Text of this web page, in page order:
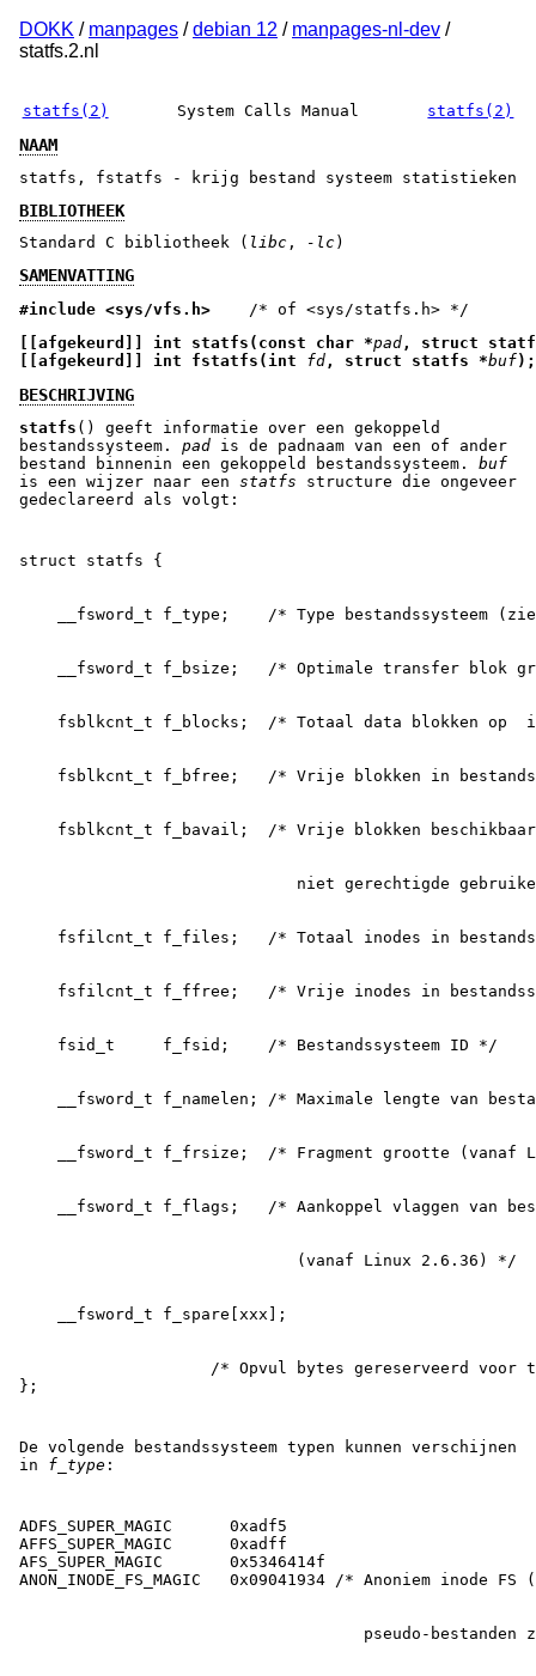
DOKK / manpages /debian 12 / manpages-nl-dev /
statfs.2.nl
statfs(2) System Calls Manual statfs(2)
NAAM
statfs, fstatfs - krijg bestand systeem statistieken
BIBLIOTHEEK
Standard C bibliotheek ( libc , -lc)
SAMENVATTING
#include <sys/vfs.h> /* of <sys/statfs.h> */
[[afgekeurd]] int statfs(const char *pad, struct
[[afgekeurd]] int fstatfs(int fd, struct statfs *buf);
BESCHRIJVING
statfs () geeft informatie over een gekoppeld
bestandssysteem. pad is de padnaam van een of ander
bestand binnenin een gekoppeld bestandssysteem. buf
is een wijzer naar een statfs structure die ongeveer
gedeclareerd als volgt:
/* Opvul bytes gereserveerd voor
De volgende bestandssysteem typen kunnen verschijnen
in f_type :
ADFS_SUPER_MAGIC      0xadf5
AFFS_SUPER_MAGIC      0xadff
AFS_SUPER_MAGIC       0x5346414f